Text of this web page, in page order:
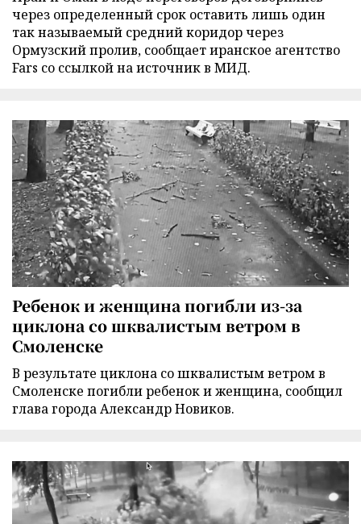
через определенный срок оставить лишь один
так называемый средний коридор через
Ормузский пролив, сообщает иранское агентство
Fars со ссылкой на источник в МИД.
Ребенок и женщина погибли из-за
циклона со шквалистым ветром в
Смоленске
В результате циклона со шквалистым ветром в
Смоленске погибли ребенок и женщина, сообщил
глава города Александр Новиков.